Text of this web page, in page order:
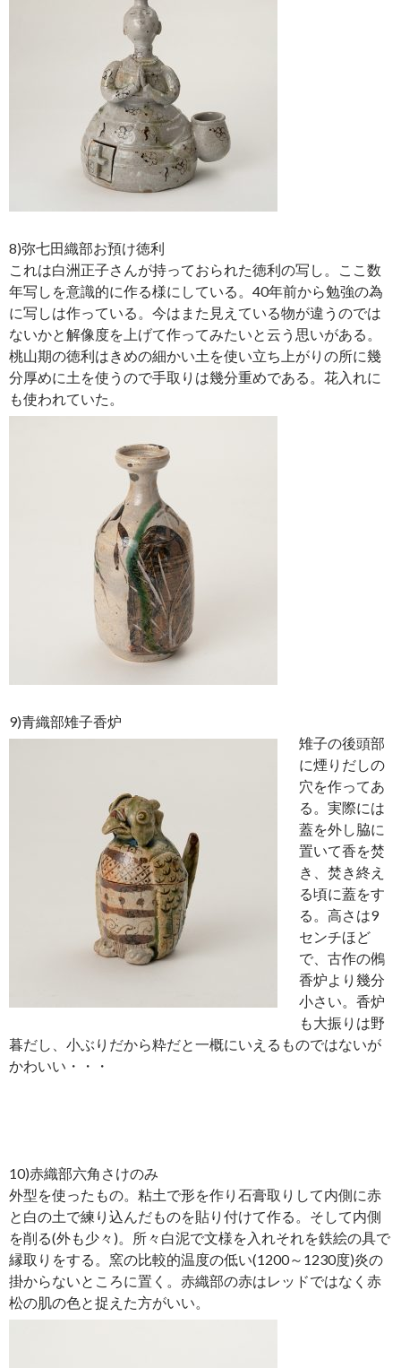
8)弥七田織部お預け徳利
これは白洲正子さんが持っておられた徳利の写し。ここ数
年写しを意識的に作る様にしている。40年前から勉強の為
に写しは作っている。今はまた見えている物が違うのでは
ないかと解像度を上げて作ってみたいと云う思いがある。
桃山期の徳利はきめの細かい土を使い立ち上がりの所に幾
分厚めに土を使うので手取りは幾分重めである。花入れに
も使われていた。
9)青織部雉子香炉
雉子の後頭部
に煙りだしの
穴を作ってあ
る。実際には
蓋を外し脇に
置いて香を焚
き、焚き終え
る頃に蓋をす
る。高さは9
センチほど
で、古作の鵂
香炉より幾分
小さい。香炉
も大振りは野
暮だし、小ぶりだから粋だと一概にいえるものではないが
かわいい・・・
10)赤織部六角さけのみ
外型を使ったもの。粘土で形を作り石膏取りして内側に赤
と白の土で練り込んだものを貼り付けて作る。そして内側
を削る(外も少々)。所々白泥で文様を入れそれを鉄絵の具で
縁取りをする。窯の比較的温度の低い(1200～1230度)炎の
掛からないところに置く。赤織部の赤はレッドではなく赤
松の肌の色と捉えた方がいい。